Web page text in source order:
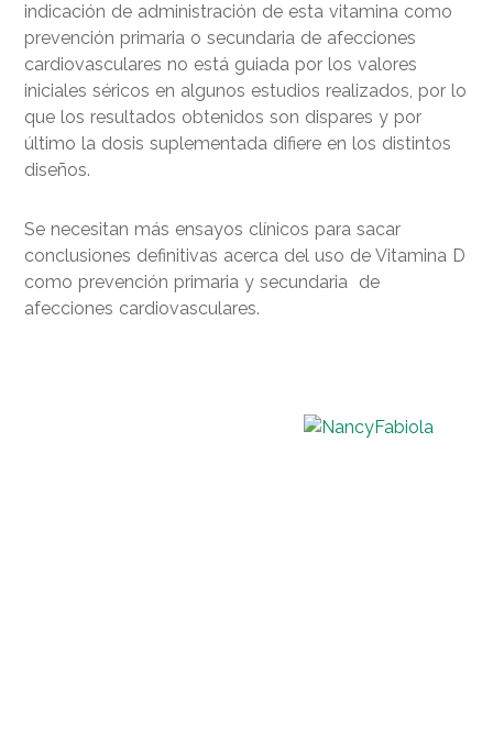
indicación de administración de esta vitamina como
prevención primaria o secundaria de afecciones
cardiovasculares no está guiada por los valores
iniciales séricos en algunos estudios realizados, por lo
que los resultados obtenidos son dispares y por
último la dosis suplementada difiere en los distintos
diseños.
Se necesitan más ensayos clínicos para sacar
conclusiones definitivas acerca del uso de Vitamina D
como prevención primaria y secundaria de
afecciones cardiovasculares.